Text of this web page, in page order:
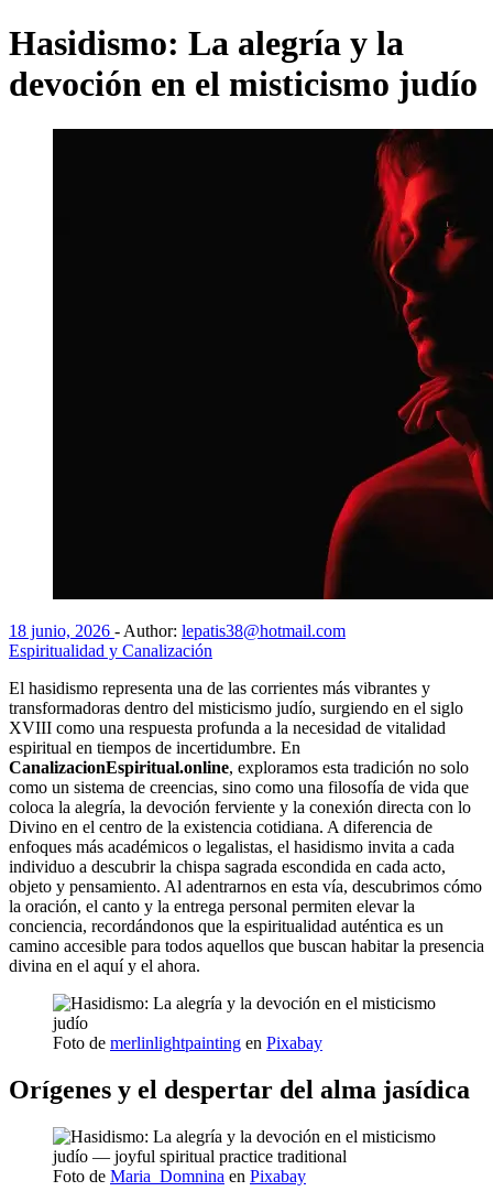
Hasidismo: La alegría y la
devoción en el misticismo judío
18 junio, 2026 - Author: lepatis38@hotmail.com
Espiritualidad y Canalización
El hasidismo representa una de las corrientes más vibrantes y
transformadoras dentro del misticismo judío, surgiendo en el siglo
XVIII como una respuesta profunda a la necesidad de vitalidad
espiritual en tiempos de incertidumbre. En
CanalizacionEspiritual.online, exploramos esta tradición no solo
como un sistema de creencias, sino como una filosofía de vida que
coloca la alegría, la devoción ferviente y la conexión directa con lo
Divino en el centro de la existencia cotidiana. A diferencia de
enfoques más académicos o legalistas, el hasidismo invita a cada
individuo a descubrir la chispa sagrada escondida en cada acto,
objeto y pensamiento. Al adentrarnos en esta vía, descubrimos cómo
la oración, el canto y la entrega personal permiten elevar la
conciencia, recordándonos que la espiritualidad auténtica es un
camino accesible para todos aquellos que buscan habitar la presencia
divina en el aquí y el ahora.
Foto de merlinlightpainting en Pixabay
Orígenes y el despertar del alma jasídica
Foto de Maria_Domnina en Pixabay